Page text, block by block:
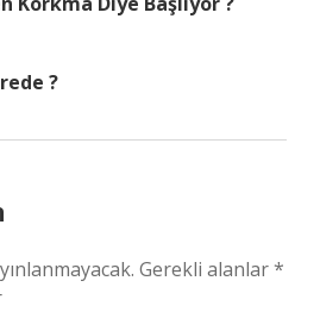
?
Gerekli alanlar*